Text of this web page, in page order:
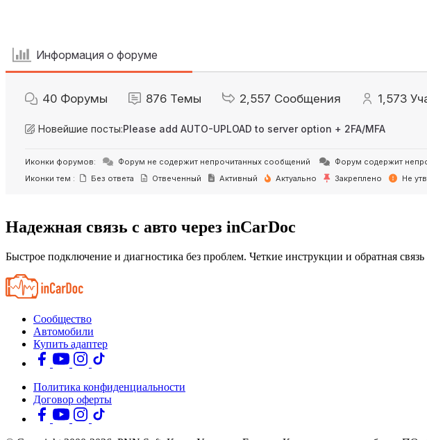
Информация о форуме
40 Форумы 876 Темы 2,557 Сообщения 1,573
Новейшие посты:Please add AUTO-UPLOAD to server option + 2FA/MFA
Иконки форумов: Форум не содержит непрочитанных сообщений
Форум содержит
Иконки тем :
Без ответа Отвеченный Активный Актуально Закреплено Не
Надежная связь с авто через inCarDoc
Быстрое подключение и диагностика без проблем. Четкие инструкции и обратная
Сообщество
Автомобили
Купить адаптер
Политика конфиденциальности
Договор оферты